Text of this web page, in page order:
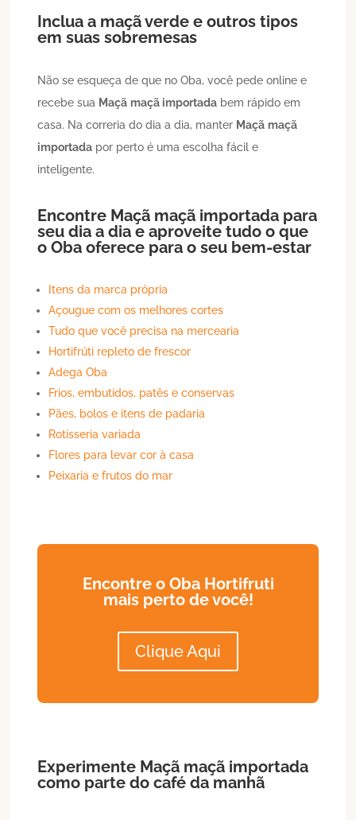
Inclua a maçã verde e outros tipos
em suas sobremesas
Não se esqueça de que no Oba, você pede online e
recebe sua Maçã maçã importada bem rápido em
casa. Na correria do dia a dia, manter Maçã maçã
importada por perto é uma escolha fácil e
inteligente.
Encontre Maçã maçã importada para
seu dia a dia e aproveite tudo o que
o Oba oferece para o seu bem-estar
Itens da marca própria
Açougue com os melhores cortes
Tudo que você precisa na mercearia
Hortifrúti repleto de frescor
Adega Oba
Frios, embutidos, patês e conservas
Pães, bolos e itens de padaria
Rotisseria variada
Flores para levar cor à casa
Peixaria e frutos do mar
Encontre o Oba Hortifruti
mais perto de você!
Clique Aqui
Experimente Maçã maçã importada
como parte do café da manhã